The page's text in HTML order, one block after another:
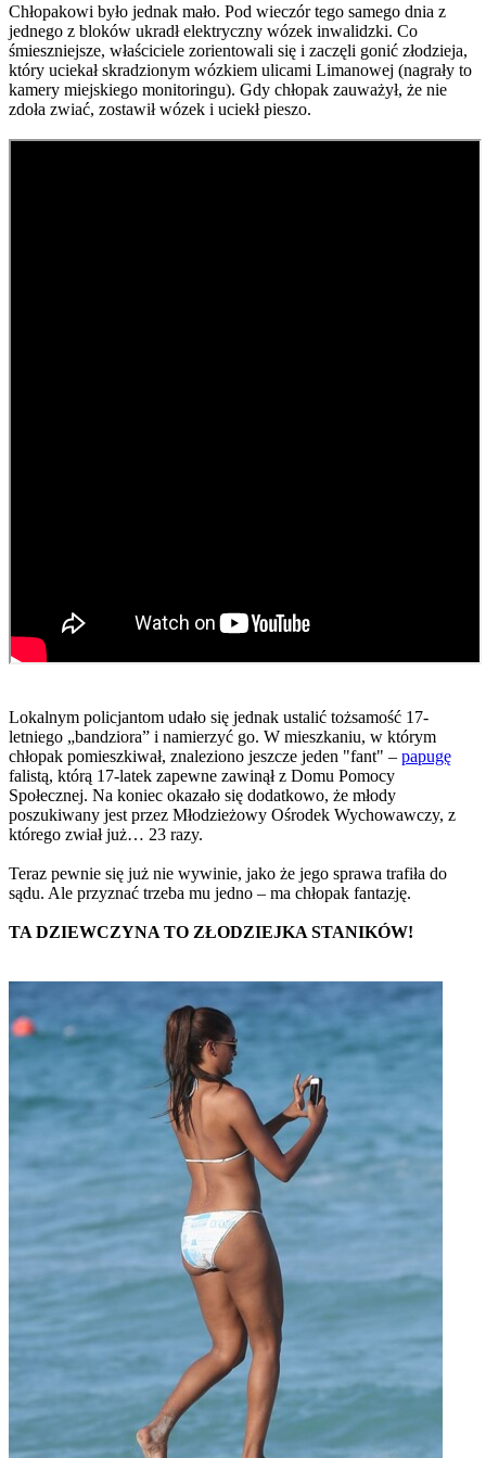
Chłopakowi było jednak mało. Pod wieczór tego samego dnia z
jednego z bloków ukradł elektryczny wózek inwalidzki. Co
śmieszniejsze, właściciele zorientowali się i zaczęli gonić złodzieja,
który uciekał skradzionym wózkiem ulicami Limanowej (nagrały to
kamery miejskiego monitoringu). Gdy chłopak zauważył, że nie
zdoła zwiać, zostawił wózek i uciekł pieszo.
Lokalnym policjantom udało się jednak ustalić tożsamość 17-
letniego „bandziora” i namierzyć go. W mieszkaniu, w którym
chłopak pomieszkiwał, znaleziono jeszcze jeden "fant" – papugę
falistą, którą 17-latek zapewne zawinął z Domu Pomocy
Społecznej. Na koniec okazało się dodatkowo, że młody
poszukiwany jest przez Młodzieżowy Ośrodek Wychowawczy, z
którego zwiał już… 23 razy.
Teraz pewnie się już nie wywinie, jako że jego sprawa trafiła do
sądu. Ale przyznać trzeba mu jedno – ma chłopak fantazję.
TA DZIEWCZYNA TO ZŁODZIEJKA STANIKÓW!